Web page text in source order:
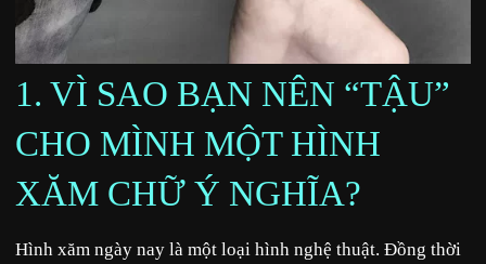
1. VÌ SAO BẠN NÊN “TẬU”
CHO MÌNH MỘT HÌNH
XĂM CHỮ Ý NGHĨA?
Hình xăm ngày nay là một loại hình nghệ thuật. Đồng thời